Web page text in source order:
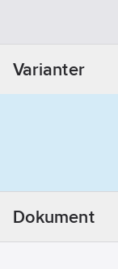
Varianter
Dokument